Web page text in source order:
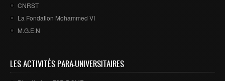
CNRST
La Fondation Mohammed VI
M.G.E.N
LES ACTIVITÉS PARA-UNIVERSITAIRES